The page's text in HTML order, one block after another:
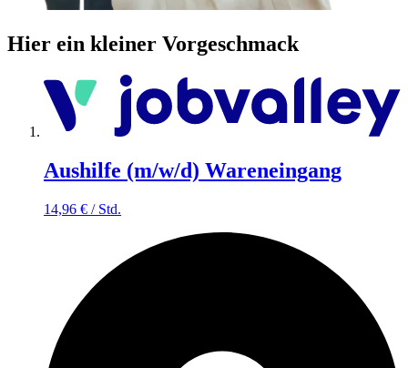
Hier ein kleiner Vorgeschmack
Aushilfe (m/w/d) Wareneingang
14,96 € / Std.